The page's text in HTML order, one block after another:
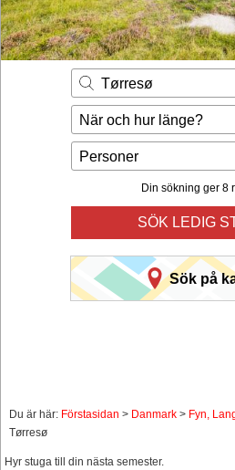
Husägare
Tørresø
När och hur länge?
Personer
Din sökning ger 8
SÖK LEDIG
Sök på
Du är här: Förstasidan > Danmark > Fyn,
Tørresø
Hyr stuga till din nästa semester.